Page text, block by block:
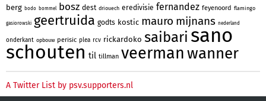
berg bodo bommel bosz dest driouech eredivisie fernandez feyenoord flamingo
gasiorowski geertruida godts kostic mauro mijnans nederland
onderkant opbouw perisic plea rcv rickardoko saibari sano
schouten til tillman veermanwanner
A Twitter List by psv.supporters.nl